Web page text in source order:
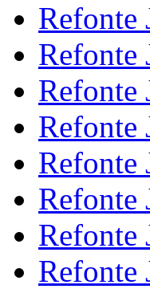
Refonte
Refonte
Refonte
Refonte
Refonte
Refonte
Refonte
Refonte